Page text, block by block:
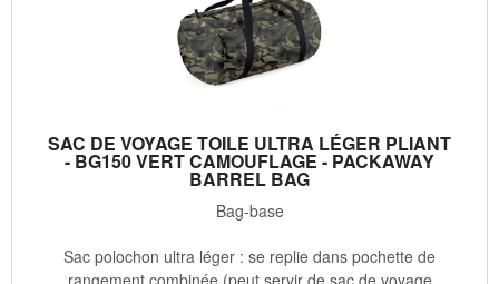
SAC DE VOYAGE TOILE ULTRA LÉGER PLIANT
- BG150 VERT CAMOUFLAGE - PACKAWAY
BARREL BAG
Bag-base
Sac polochon ultra léger : se replie dans pochette de